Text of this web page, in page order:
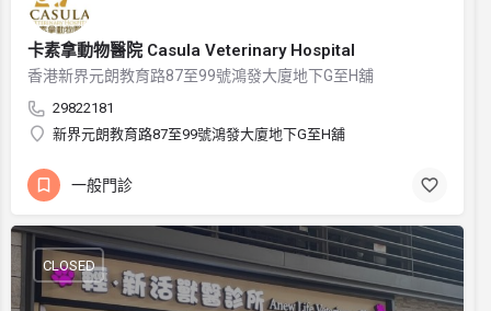
卡素拿動物醫院 Casula Veterinary Hospital
香港新界元朗教育路87至99號鴻發大廈地下G至H舖
29822181
新界元朗教育路87至99號鴻發大廈地下G至H舖
一般門診
CLOSED